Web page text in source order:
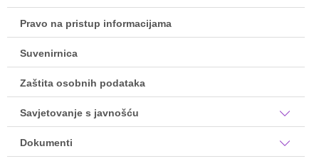
Pravo na pristup informacijama
Suvenirnica
Zaštita osobnih podataka
Savjetovanje s javnošću
Dokumenti